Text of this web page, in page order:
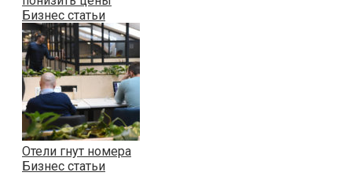
Бизнес статьи
Отели гнут номера
Бизнес статьи